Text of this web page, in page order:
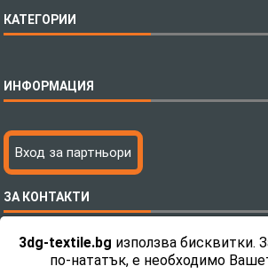
3dg-textile.bg използва бисквитки.
по-нататък, е необходимо
КАТЕГОРИИ
Бебешки спални комплекти
Тениски с пълноцветен печат
Хавлиени кърпи
Пончо за водни спортове
Микрофибърни Велурени Кърпи
Детски пончота
ИНФОРМАЦИЯ
Технология на печатане
Файлове за печат
Как да поръчам?
С какво сме различни?
Контакти
Вход за партньори
ЗА КОНТАКТИ
Телефон:0892 26 04 34 / 0896 57 42 42